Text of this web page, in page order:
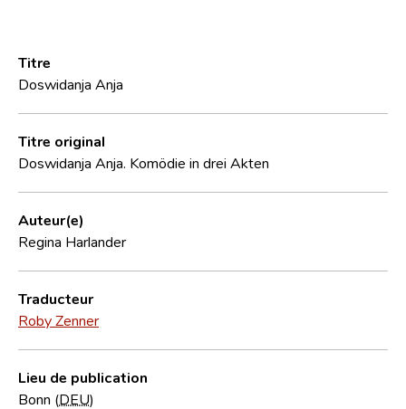
Foire aux questions
CNL
Équipe scientifique
Contact
Titre
Doswidanja Anja
Titre original
Doswidanja Anja. Komödie in drei Akten
Auteur(e)
Regina Harlander
Traducteur
Roby Zenner
Lieu de publication
Bonn (DEU)